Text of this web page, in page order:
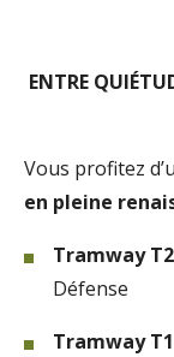
ENTRE
Vous profitez
en pleine
Tramway
Défense
Tramway